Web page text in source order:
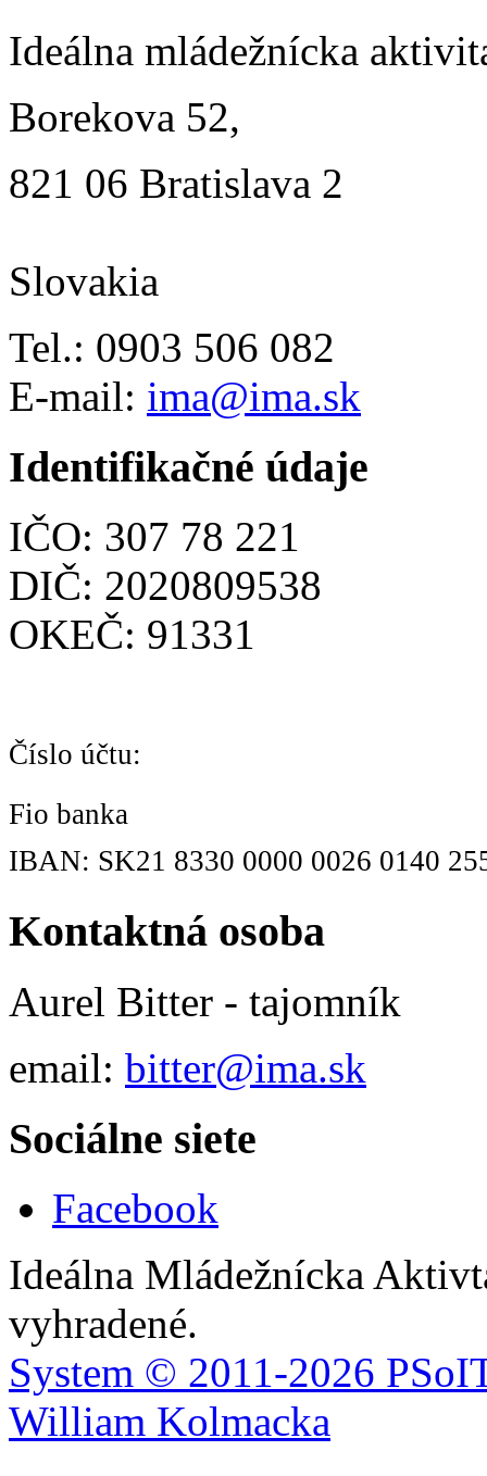
Ideálna mládežnícka
Borekova 52,
821 06 Bratislava 2
Slovakia
Tel.: 0903 506 082
E-mail: ima@ima.sk
Identifikačné údaje
IČO: 307 78 221
DIČ: 2020809538
OKEČ: 91331
Číslo účtu:
Fio banka
IBAN: SK21 8330 0000 0026 0140
Kontaktná osoba
Aurel Bitter - tajomník
email: bitter@ima.sk
Sociálne siete
Facebook
Ideálna Mládežnícka
vyhradené.
System © 2011-2026
William Kolmacka